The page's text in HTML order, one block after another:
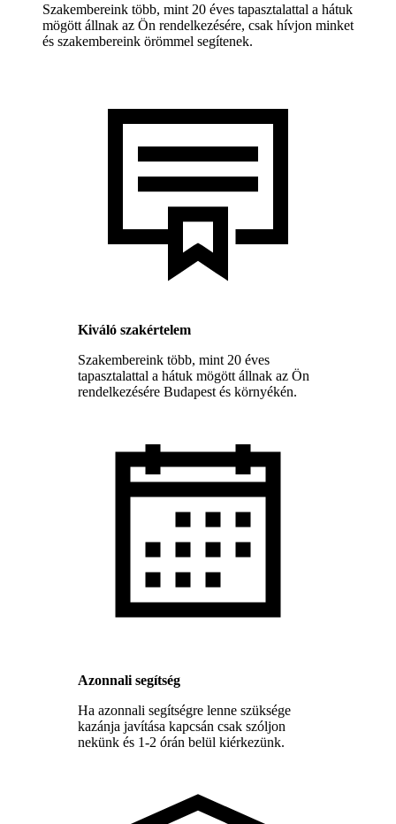
Szakembereink több, mint 20 éves tapasztalattal a hátuk
mögött állnak az Ön rendelkezésére, csak hívjon minket
és szakembereink örömmel segítenek.
Kiváló szakértelem
Szakembereink több, mint 20 éves
tapasztalattal a hátuk mögött állnak az Ön
rendelkezésére Budapest és környékén.
Azonnali segítség
Ha azonnali segítségre lenne szüksége
kazánja javítása kapcsán csak szóljon
nekünk és 1-2 órán belül kiérkezünk.